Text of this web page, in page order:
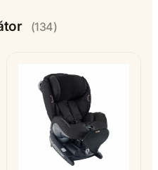
(134)